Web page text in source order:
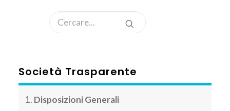
Società Trasparente
Disposizioni Generali